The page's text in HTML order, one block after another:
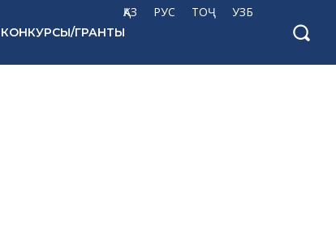
ҚАЗ РУС ТОҶ УЗБ
КОНКУРСЫ/ГРАНТЫ